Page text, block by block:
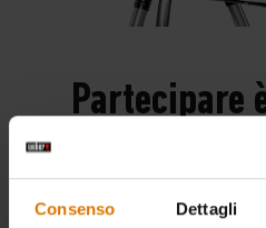
Consenso Dettagli
Partecipare
Acquista un